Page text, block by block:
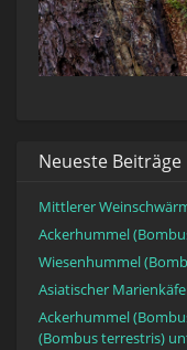
Neueste Beiträge
Mittlerer
Ackerhummel
Wiesenhummel
Asiatischer
Ackerhummel
(Bombus terrestris)